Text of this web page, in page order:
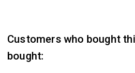
Customers who bought
bought: